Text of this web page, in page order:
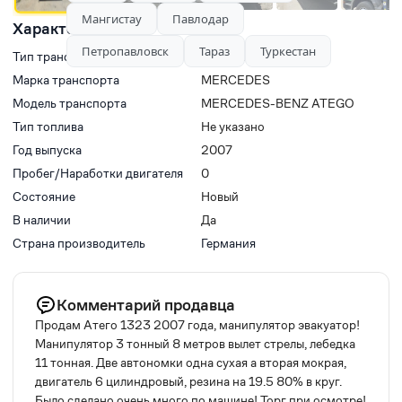
Характеристики
Тип транспорта
Краны-манипуляторы
Марка транспорта
MERCEDES
Модель транспорта
MERCEDES-BENZ ATEGO
Тип топлива
Не указано
Год выпуска
2007
Пробег/Наработки двигателя
0
Состояние
Новый
В наличии
Да
Страна производитель
Германия
Комментарий продавца
Продам Атего 1323 2007 года, манипулятор эвакуатор!
Манипулятор 3 тонный 8 метров вылет стрелы, лебедка
11 тонная. Две автономки одна сухая а вторая мокрая,
двигатель 6 цилиндровый, резина на 19.5 80% в круг.
Мангистау
Павлодар
Петропавловск
Тараз Туркестан